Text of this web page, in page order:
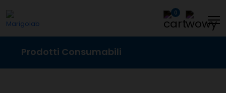
0
Prodotti Consumabili